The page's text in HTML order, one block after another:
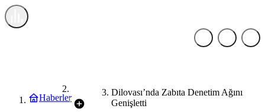
Haberler
Dilovası’nda Zabıta Denetim Ağını
Genişletti